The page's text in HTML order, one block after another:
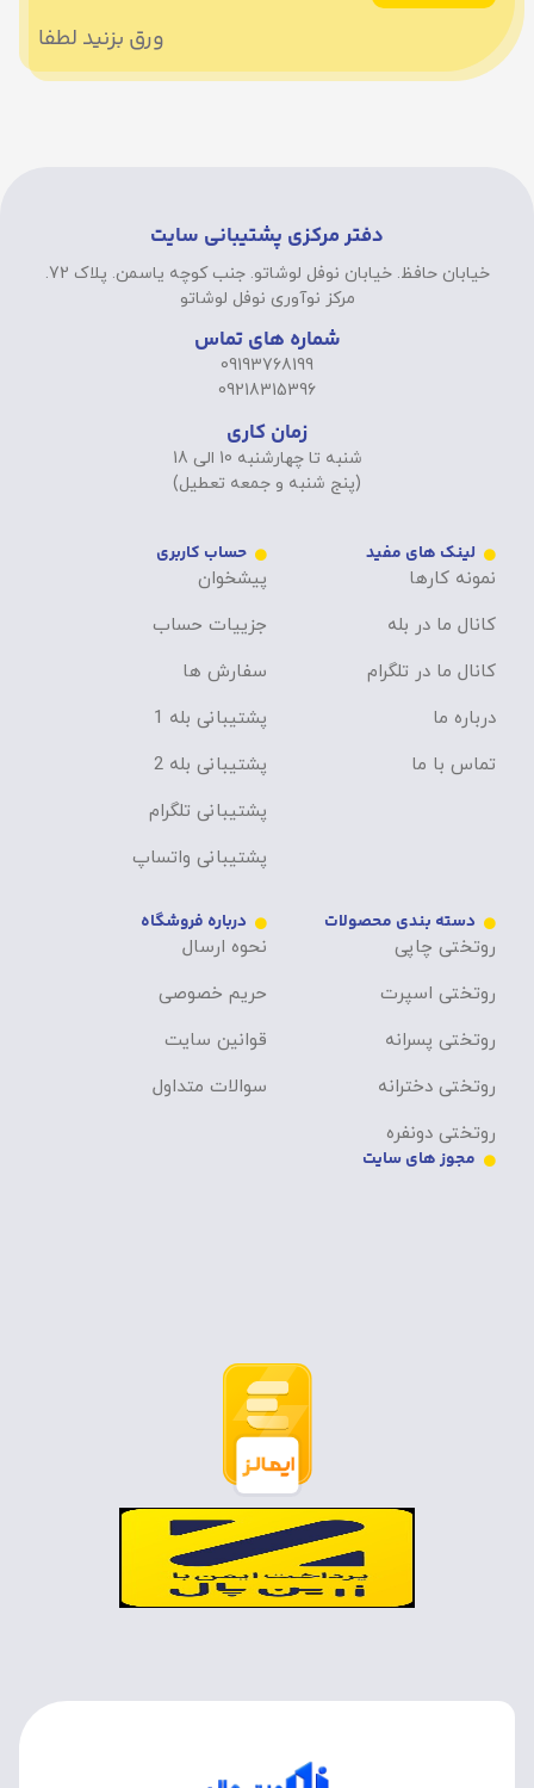
ورق بزنید لطفا
دفتر مرکزی پشتیبانی سایت
خیابان حافظ. خیابان نوفل لوشاتو. جنب کوچه یاسمن. پلاک 72.
مرکز نوآوری نوفل لوشاتو
شماره های تماس
09193768199
09218315396
زمان کاری
شنبه تا چهارشنبه 10 الی 18
(پنج شنبه و جمعه تعطیل)
لینک های مفید
نمونه کارها
کانال ما در بله
کانال ما در تلگرام
درباره ما
تماس با ما
حساب کاربری
پیشخوان
جزییات حساب
سفارش ها
پشتیبانی بله 1
پشتیبانی بله 2
پشتیبانی تلگرام
پشتیبانی واتساپ
دسته بندی محصولات
روتختی چاپی
روتختی اسپرت
روتختی پسرانه
روتختی دخترانه
روتختی دونفره
درباره فروشگاه
نحوه ارسال
حریم خصوصی
قوانین سایت
سوالات متداول
مجوز های سایت